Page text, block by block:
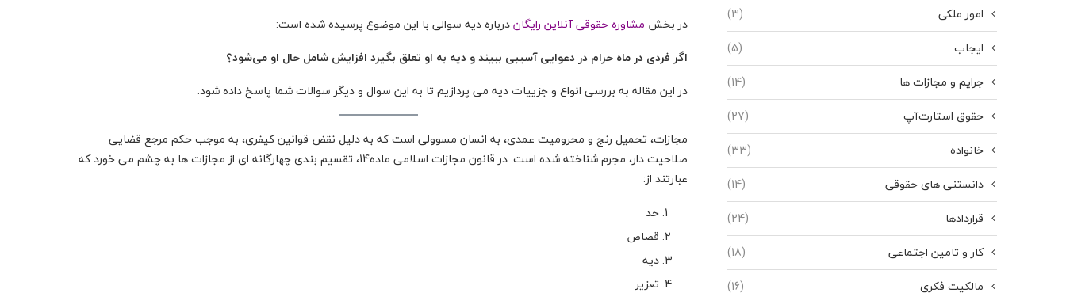
در بخش مشاوره حقوقی آنلاین رایگاندرباره دیه سوالی با این موضوع پرسیده شده است:
اگر فردی در ماه حرام در دعوایی آسیبی ببیند و دیه به او تعلق بگیرد افزایش شامل حال او می‌شود؟
در این مقاله به بررسی انواع و جزییات دیه می پردازیم تا به این سوال و دیگر سوالات شما پاسخ داده شود.
مجازات، تحمیل رنج و محرومیت عمدی، به انسان مسوولی است که به دلیل نقض قوانین کیفری، به موجب حکم مرجع قضایی
صلاحیت دار، مجرم شناخته شده است. در قانون مجازات اسلامی ماده14، تقسیم بندی چهارگانه ای از مجازات ها به چشم می خورد که
عبارتند از:
حد
قصاص
دیه
تعزیر
امور ملکی
(3)
ایجاب
(5)
جرایم و مجازات ها
(14)
حقوق استارت‌آپ
(27)
خانواده
(33)
دانستنی های حقوقی
(14)
قراردادها
(24)
کار و تامین اجتماعی
(18)
مالکیت فکری
(16)